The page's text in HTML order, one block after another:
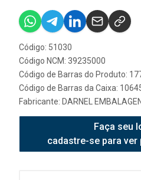
Código: 51030
Código NCM: 39235000
Código de Barras do Produto:
Código de Barras da Caixa:
Fabricante: DARNEL
Faça seu
cadastre-se para